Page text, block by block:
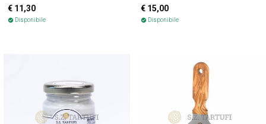
€ 11,30
check_circle Disponibile
€ 15,00
check_circle Disponibile